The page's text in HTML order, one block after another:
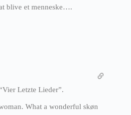
blive et menneske….
Letzte Lieder”.
What a wonderful skøn